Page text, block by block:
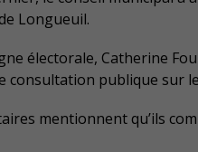
Longueuil.
électorale, Catherine
consultation publique sur
mentionnent qu’ils